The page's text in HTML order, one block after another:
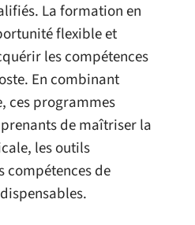
La formation en
flexible et
les compétences
En combinant
ces programmes
de maîtriser la
les outils
compétences de